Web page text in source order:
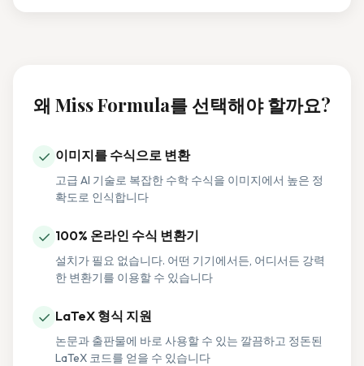
왜 Miss Formula를 선택해야 할까요?
✓ 이미지를 수식으로 변환
고급 AI 기술로 복잡한 수학 수식을 이미지에서 높은 정
확도로 인식합니다
✓ 100% 온라인 수식 변환기
설치가 필요 없습니다. 어떤 기기에서든, 어디서든 강력
한 변환기를 이용할 수 있습니다
✓ LaTeX 형식 지원
논문과 출판물에 바로 사용할 수 있는 깔끔하고 정돈된
LaTeX 코드를 얻을 수 있습니다